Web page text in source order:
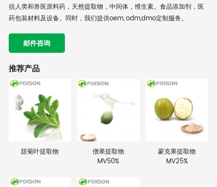
括人类和兽医原料药，天然提取物，中间体，维生素。食品添加剂，医
药包装材料及设备。同时，我们提供oem, odm,dmo定制服务。
邮件咨询
推荐产品
甜菊叶提取物
僧果提取物
MV50%
蒙克果提取物
MV25%